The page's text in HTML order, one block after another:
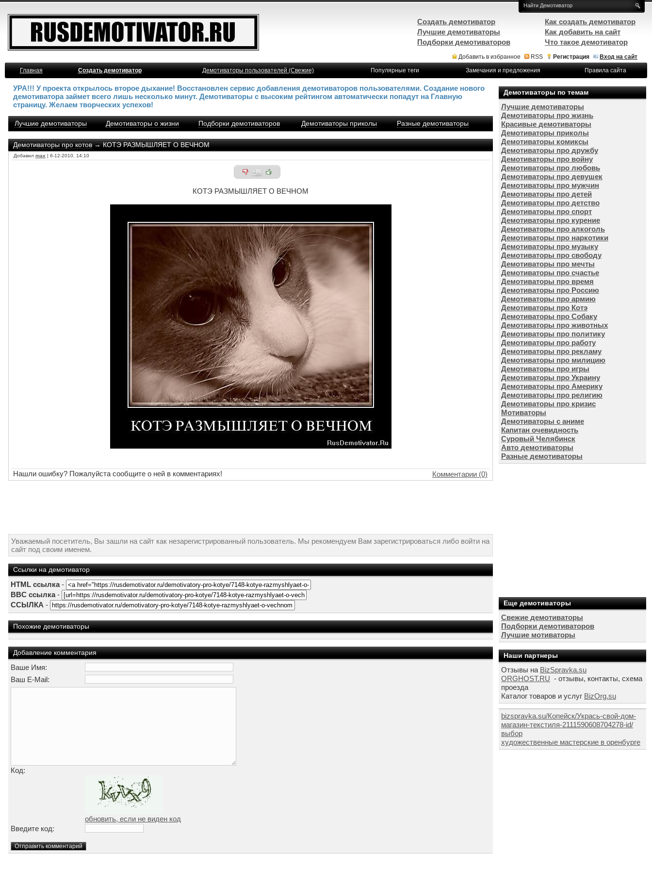
Добавить в избранное RSS Регистрация
Вход на сайт
Главная
Создать демотиватор Демотиваторы пользователей (Свежие) Популярные теги Замечания и предложения Правила сайта
УРА!!! У проекта открылось второе дыхание! Восстановлен сервис добавления демотиваторов пользователями. Создание нового
демотиватора займет всего лишь несколько минут. Демотиваторы с высоким рейтингом автоматически попадут на Главную
страницу. Желаем творческих успехов!
Лучшие демотиваторы Демотиваторы о жизни Подборки демотиваторов Демотиваторы приколы Разные демотиваторы
Демотиваторы про котов→ КОТЭ РАЗМЫШЛЯЕТ О ВЕЧНОМ
Добавил max | 6-12-2010, 14:10
+86
КОТЭ РАЗМЫШЛЯЕТ О ВЕЧНОМ
Нашли ошибку? Пожалуйста сообщите о ней в комментариях! Комментарии (0)
Уважаемый посетитель, Вы зашли на сайт как незарегистрированный пользователь. Мы рекомендуем Вам зарегистрироваться либо войти на
сайт под своим именем.
Ссылки на демотиватор
HTML ссылка-
BBC ссылка-
ССЫЛКА -
Похожие демотиваторы
Добавление комментария
Ваше Имя:
Ваш E-Mail:
Код:
обновить, если не виден код
Введите код:
Демотиваторы по темам
Лучшие демотиваторы
Демотиваторы про жизнь
Красивые демотиваторы
Демотиваторы приколы
Демотиваторы комиксы
Демотиваторы про дружбу
Демотиваторы про войну
Демотиваторы про любовь
Демотиваторы про девушек
Демотиваторы про мужчин
Демотиваторы про детей
Демотиваторы про детство
Демотиваторы про спорт
Демотиваторы про курение
Демотиваторы про алкоголь
Демотиваторы про наркотики
Демотиваторы про музыку
Демотиваторы про свободу
Демотиваторы про мечты
Демотиваторы про счастье
Демотиваторы про время
Демотиваторы про Россию
Демотиваторы про армию
Демотиваторы про Котэ
Демотиваторы про Собаку
Демотиваторы про животных
Демотиваторы про политику
Демотиваторы про работу
Демотиваторы про рекламу
Демотиваторы про милицию
Демотиваторы про игры
Демотиваторы про Украину
Демотиваторы про Америку
Демотиваторы про религию
Демотиваторы про кризис
Мотиваторы
Демотиваторы с аниме
Капитан очевидность
Суровый Челябинск
Авто демотиваторы
Разные демотиваторы
Еще демотиваторы
Свежие демотиваторы
Подборки демотиваторов
Лучшие мотиваторы
Наши партнеры
Отзывы на BizSpravka.su
ORGHOST.RU - отзывы, контакты, схема
проезда
Каталог товаров и услуг BizOrg.su
bizspravka.su/Копейск/Укрась-свой-дом-
магазин-текстиля-2111590608704278-id/
выбор
художественные мастерские в оренбурге
Создать демотиватор
Лучшие демотиваторы
Подборки демотиваторов
Как создать демотиватор
Как добавить на сайт
Что такое демотиватор